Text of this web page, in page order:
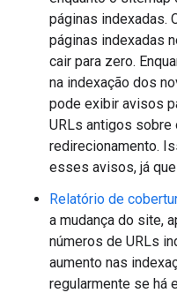
páginas indexadas.
páginas indexadas
cair para zero.
na indexação dos
pode exibir avisos
URLs antigos sobre
redirecionamento.
esses avisos, já
Relatório de
a mudança do site,
números de URLs
aumento nas
regularmente se há